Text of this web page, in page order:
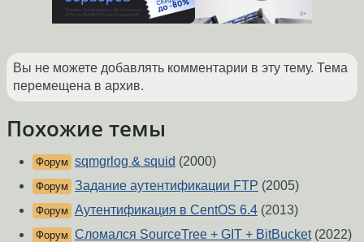
Вы не можете добавлять комментарии в эту тему. Тема
перемещена в архив.
Похожие темы
Форум sqmgrlog & squid (2000)
Форум Задание аутентификации FTP (2005)
Форум Аутентификация в CentOS 6.4 (2013)
Форум Сломался SourceTree + GIT + BitBucket(2022)